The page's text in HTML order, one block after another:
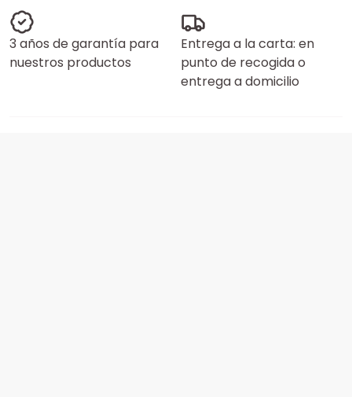
3 años de garantía para
nuestros productos
Entrega a la carta: en
punto de recogida o
entrega a domicilio